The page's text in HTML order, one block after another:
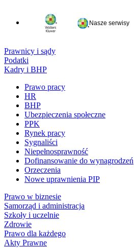
Nasze serwisy
Prawnicy i sądy
Podatki
Kadry i BHP
Prawo pracy
HR
BHP
Ubezpieczenia społeczne
PPK
Rynek pracy
Sygnaliści
Niepełnosprawność
Dofinansowanie do wynagrodzeń
Orzeczenia
Nowe uprawnienia PIP
Prawo w biznesie
Samorząd i administracja
Szkoły i uczelnie
Zdrowie
Prawo dla każdego
Akty Prawne